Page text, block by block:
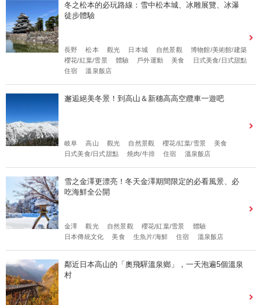
冬之松本的必玩路線：雪中松本城、冰雕展覽、冰瀑
徒步體驗
長野 松本 觀光 日本城 自然景觀
博物館/美術館/建築
櫻花/紅葉/雪景
體驗 戶外運動 美食
日式美食/日式甜點
住宿
溫泉飯店
邂逅絕美冬景！到高山＆新穗高高空纜車一遊吧
岐阜 高山 觀光 自然景觀 櫻花/紅葉/雪景
美食
日式美食/日式甜點
燒肉/牛排 住宿 溫泉飯店
雪之金澤更漂亮！冬天金澤期間限定的必看風景、必
吃海鮮全公開
金澤 觀光 自然景觀 櫻花/紅葉/雪景
體驗
日本傳統文化
美食 生魚片/海鮮 住宿 溫泉飯店
鄰近日本高山的「奧飛驒溫泉鄉」，一天泡遍5個溫泉
村